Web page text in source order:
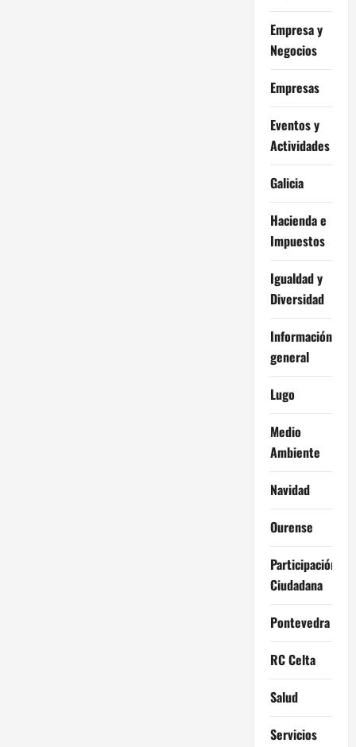
Empresa y
Negocios
Empresas
Eventos y
Actividades
Galicia
Hacienda e
Impuestos
Igualdad y
Diversidad
Información
general
Lugo
Medio
Ambiente
Navidad
Ourense
Participación
Ciudadana
Pontevedra
RC Celta
Salud
Servicios